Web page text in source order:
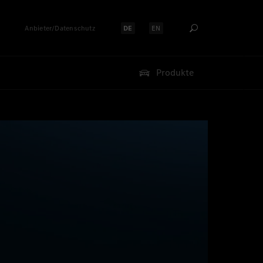
Anbieter/Datenschutz Sprache auswählen:
DE Sprache auswählen:
EN
Produkte